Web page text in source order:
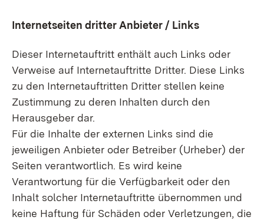
Internetseiten dritter Anbieter / Links
Dieser Internetauftritt enthält auch Links oder
Verweise auf Internetauftritte Dritter. Diese Links
zu den Internetauftritten Dritter stellen keine
Zustimmung zu deren Inhalten durch den
Herausgeber dar.
Für die Inhalte der externen Links sind die
jeweiligen Anbieter oder Betreiber (Urheber) der
Seiten verantwortlich. Es wird keine
Verantwortung für die Verfügbarkeit oder den
Inhalt solcher Internetauftritte übernommen und
keine Haftung für Schäden oder Verletzungen, die